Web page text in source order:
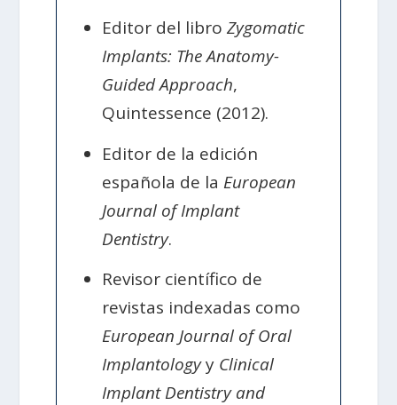
Editor del libroZygomatic
Implants: The Anatomy-
Guided Approach,
Quintessence (2012).
Editor de la edición
española de la European
Journal of Implant
Dentistry.
Revisor científico de
revistas indexadas como
European Journal of Oral
Implantologyy Clinical
Implant Dentistry and